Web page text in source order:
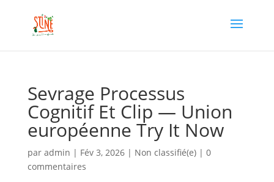
Sevrage Processus
Cognitif Et Clip — Union
européenne Try It Now
par admin | Fév 3, 2026| Non classifié(e)| 0
commentaires